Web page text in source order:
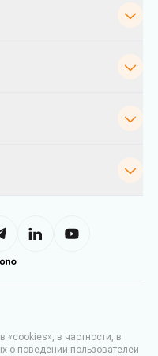
«cookies», в частности, в
о поведении пользователей